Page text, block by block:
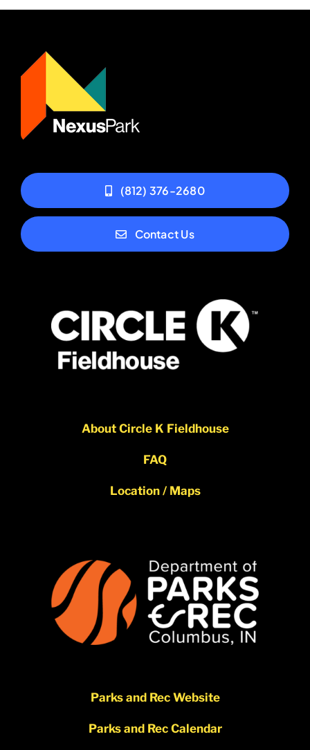
(812) 376-2680
Contact Us
About Circle K Fieldhouse
FAQ
Location / Maps
Parks and Rec Website
Parks and Rec Calendar